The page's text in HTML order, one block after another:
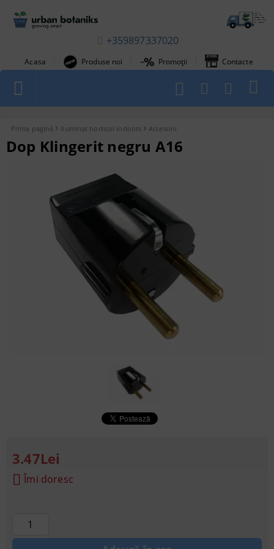
+359897337020
Acasa Produse noi Promoții Contacte
1
Prima pagină Iluminat horticol indoors Accesorii
Dop Klingerit negru A16
3.47Lei
Îmi doresc